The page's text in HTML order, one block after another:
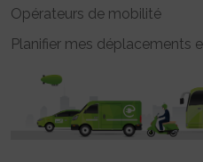
Opérateurs de mobilité
Planifier mes déplacements